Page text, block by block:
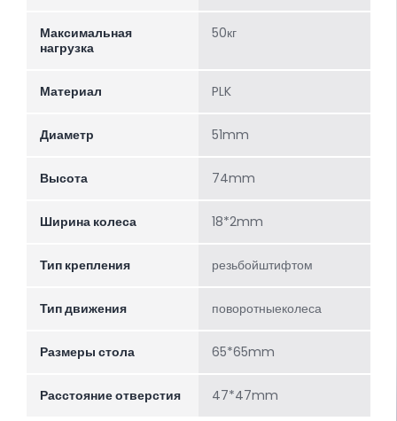
Максимальная
нагрузка
50кг
Материал PLK
Диаметр 51mm
Высота 74mm
Ширина колеса 18*2mm
Тип крепления резьбойштифтом
Тип движения поворотныеколеса
Размеры стола 65*65mm
Расстояние отверстия 47*47mm